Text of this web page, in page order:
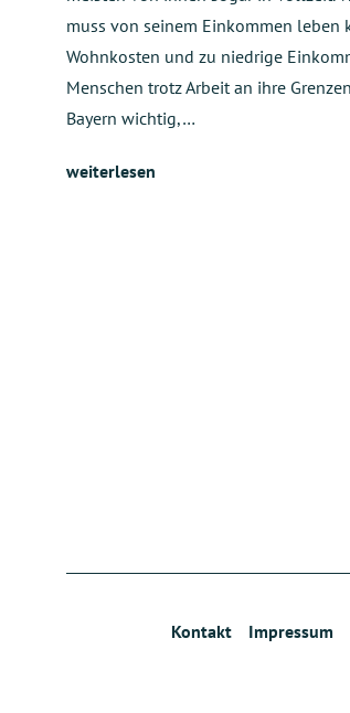
muss von seinem Einkommen leben
Wohnkosten und zu niedrige
Menschen trotz Arbeit an ihre
Bayern wichtig,…
weiterlesen
Kontakt Impressum